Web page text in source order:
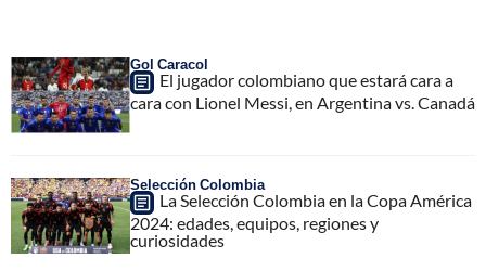
Gol Caracol
El jugador colombiano que estará cara a
cara con Lionel Messi, en Argentina vs. Canadá
Selección Colombia
La Selección Colombia en la Copa América
2024: edades, equipos, regiones y
curiosidades